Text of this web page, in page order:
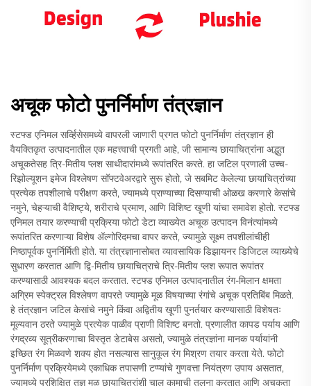
अचूक फोटो पुनर्निर्माण तंत्रज्ञान
स्टफ्ड एनिमल सर्व्हिसेसमध्ये वापरली जाणारी प्रगत फोटो पुनर्निर्माण तंत्रज्ञान ही
वैयक्तिकृत उत्पादनातील एक महत्त्वाची प्रगती आहे, जी सामान्य छायाचित्रांना अद्भुत
अचूकतेसह त्रि-मितीय प्लश साथीदारांमध्ये रूपांतरित करते. हा जटिल प्रणाली उच्च-
रिझोल्यूशन इमेज विश्लेषण सॉफ्टवेअरद्वारे सुरू होतो, जे सबमिट केलेल्या छायाचित्रांच्या
प्रत्येक तपशीलाचे परीक्षण करते, ज्यामध्ये प्राण्याच्या दिसण्याची ओळख करणारे केसांचे
नमुने, चेहऱ्याची वैशिष्ट्ये, शरीराचे प्रमाण, आणि विशिष्ट खूणी यांचा समावेश होतो. स्टफ्ड
एनिमल तयार करण्याची प्रक्रिया फोटो डेटा व्याख्येत अचूक उत्पादन विनंत्यांमध्ये
रूपांतरित करणाऱ्या विशेष अ‍ॅल्गोरिदमचा वापर करते, ज्यामुळे सूक्ष्म तपशीलांचीही
निष्ठापूर्वक पुनर्निर्मिती होते. या तंत्रज्ञानासोबत व्यावसायिक डिझायनर डिजिटल व्याख्येचे
सुधारण करतात आणि द्वि-मितीय छायाचित्राचे त्रि-मितीय प्लश रूपात रूपांतर
करण्यासाठी आवश्यक बदल करतात. स्टफ्ड एनिमल उत्पादनातील रंग-मिलान क्षमता
अग्रिम स्पेक्ट्रल विश्लेषण वापरते ज्यामुळे मूळ विषयाच्या रंगांचे अचूक प्रतिबिंब मिळते.
हे तंत्रज्ञान जटिल केसांचे नमुने किंवा अद्वितीय खूणी पुनर्तयार करण्यासाठी विशेषतः
मूल्यवान ठरते ज्यामुळे प्रत्येक पाळीव प्राणी विशिष्ट बनतो. प्रणालीत कापड पर्याय आणि
रंगद्रव्य सूत्रीकरणाचा विस्तृत डेटाबेस असतो, ज्यामुळे तंत्रज्ञांना मानक पर्यायांनी
इच्छित रंग मिळवणे शक्य होत नसल्यास सानुकूल रंग मिश्रण तयार करता येते. फोटो
पुनर्निर्माण प्रक्रियेमध्ये एकाधिक तपासणी टप्प्यांचे गुणवत्ता नियंत्रण उपाय असतात,
ज्यामध्ये प्रशिक्षित तज्ञ मूळ छायाचित्रांशी चालू कामाची तुलना करतात आणि अचूकता